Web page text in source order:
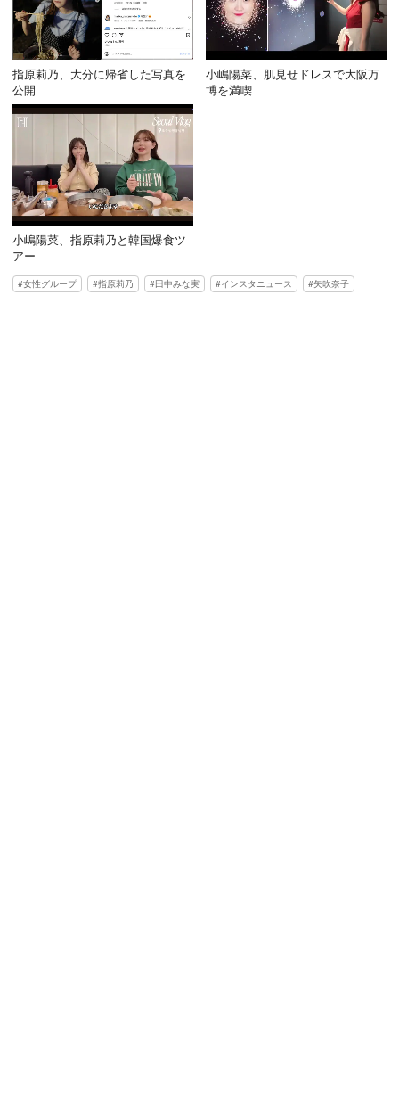
指原莉乃、大分に帰省した写真を
公開
小嶋陽菜、肌見せドレスで大阪万
博を満喫
小嶋陽菜、指原莉乃と韓国爆食ツ
アー
女性グループ 指原莉乃 田中みな実 インスタニュース 矢吹奈子